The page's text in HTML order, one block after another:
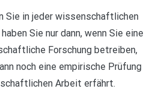
Sie in jeder wissenschaftlichen
Sie nur dann, wenn Sie eine
Forschung betreiben,
noch eine empirische Prüfung
Arbeit erfährt.